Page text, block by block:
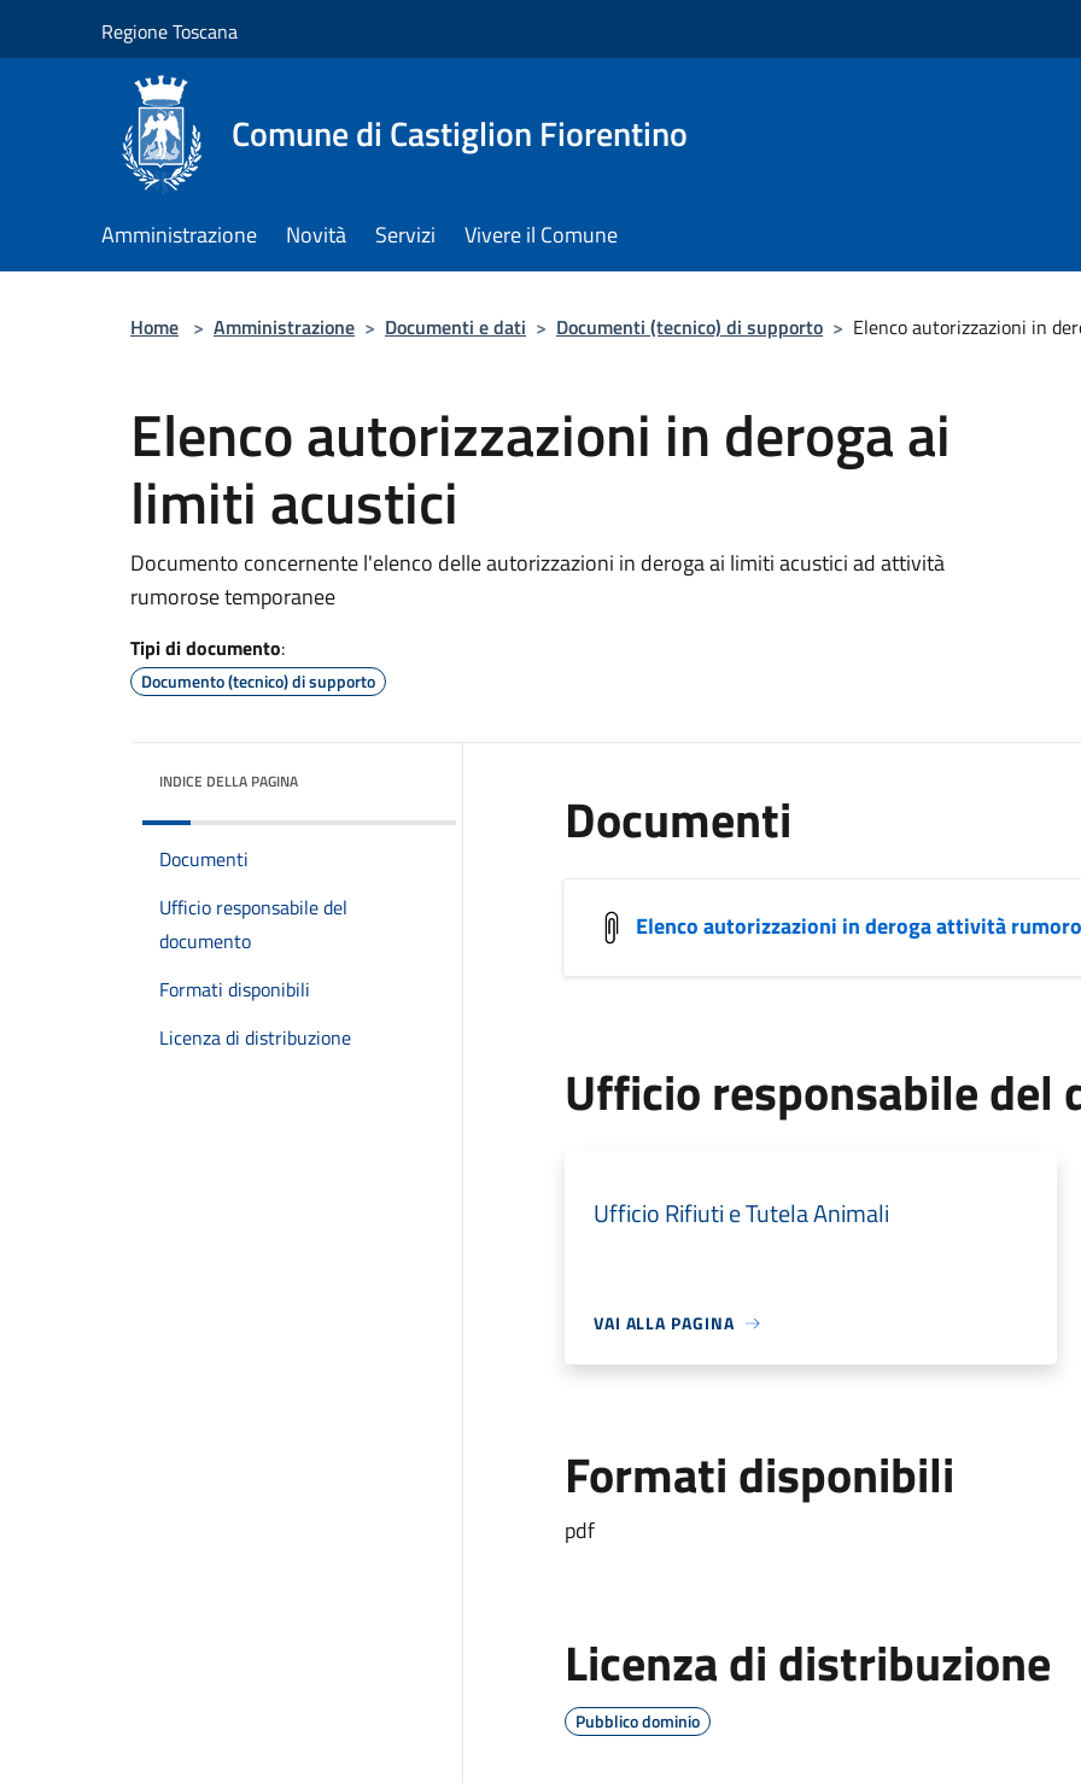
Regione Toscana
Comune di Castiglion Fiorentino
Amministrazione Novità Servizi Vivere il Comune
Home > Amministrazione > Documenti e dati > Documenti (tecnico) di supporto > Elenco autorizzazioni in
Elenco autorizzazioni in deroga ai
limiti acustici
Documento concernente l'elenco delle autorizzazioni in deroga ai limiti acustici ad attività
rumorose temporanee
Tipi di documento:
Documento (tecnico) di supporto
INDICE DELLA PAGINA
Documenti
Ufficio responsabile del
documento
Formati disponibili
Licenza di distribuzione
Documenti
Elenco autorizzazioni in deroga attività
Ufficio responsabile del
Ufficio Rifiuti e Tutela Animali
VAI ALLA PAGINA
Formati disponibili
pdf
Licenza di distribuzione
Pubblico dominio